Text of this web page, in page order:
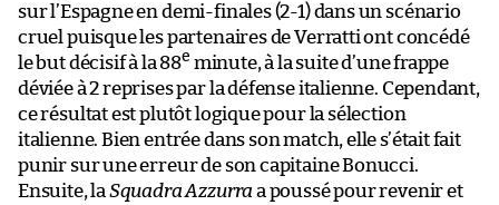
sur l’Espagne en demi-finales (2-1) dans un scénario
cruel puisque les partenaires de Verratti ont concédé
le but décisif à la 88e minute, à la suite d’une frappe
déviée à 2 reprises par la défense italienne. Cependant,
ce résultat est plutôt logique pour la sélection
italienne. Bien entrée dans son match, elle s’était fait
punir sur une erreur de son capitaine Bonucci.
Ensuite, la Squadra Azzurra a poussé pour revenir et